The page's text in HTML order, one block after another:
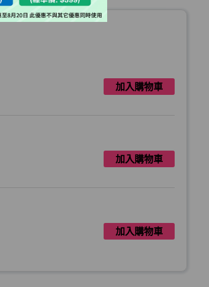
加入購物車
加入購物車
加入購物車